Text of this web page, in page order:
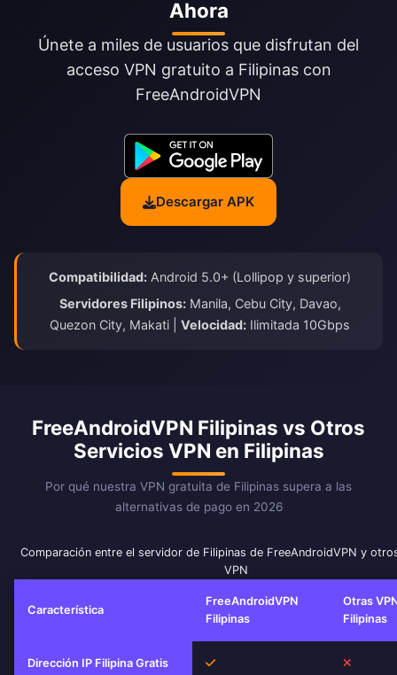
Ahora
Únete a miles de usuarios que disfrutan del
acceso VPN gratuito a Filipinas con
FreeAndroidVPN
Descargar APK
Compatibilidad: Android 5.0+ (Lollipop y superior)
Servidores Filipinos:Manila, Cebu City, Davao,
Quezon City, Makati | Velocidad: Ilimitada 10Gbps
FreeAndroidVPN Filipinas vs Otros
Servicios VPN en Filipinas
Por qué nuestra VPN gratuita de Filipinas supera a las
alternativas de pago en 2026
Comparación entre el servidor de Filipinas de FreeAndroidVPN y
VPN
Característica
FreeAndroidVPN
Filipinas
Otras
Filipinas
Dirección IP Filipina Gratis Sí